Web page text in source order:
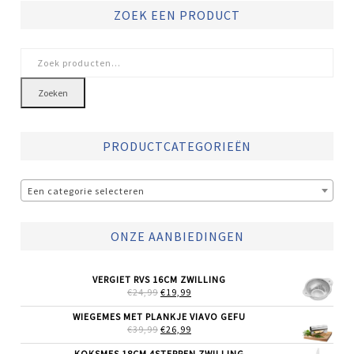
ZOEK EEN PRODUCT
naar:
Zoeken
PRODUCTCATEGORIEËN
Een categorie selecteren
ONZE AANBIEDINGEN
VERGIET RVS 16CM ZWILLING
€24,99 OORSPRONKELIJKE
WAS:
€24,99.
€19,99
IS:
WIEGEMES MET PLANKJE VIAVO GEFU
€39,99 OORSPRONKELIJKE
WAS:
€26,99
IS: